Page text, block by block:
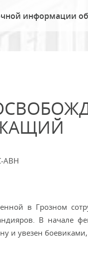
информации
АВН
в Грозном
В начале
и увезен